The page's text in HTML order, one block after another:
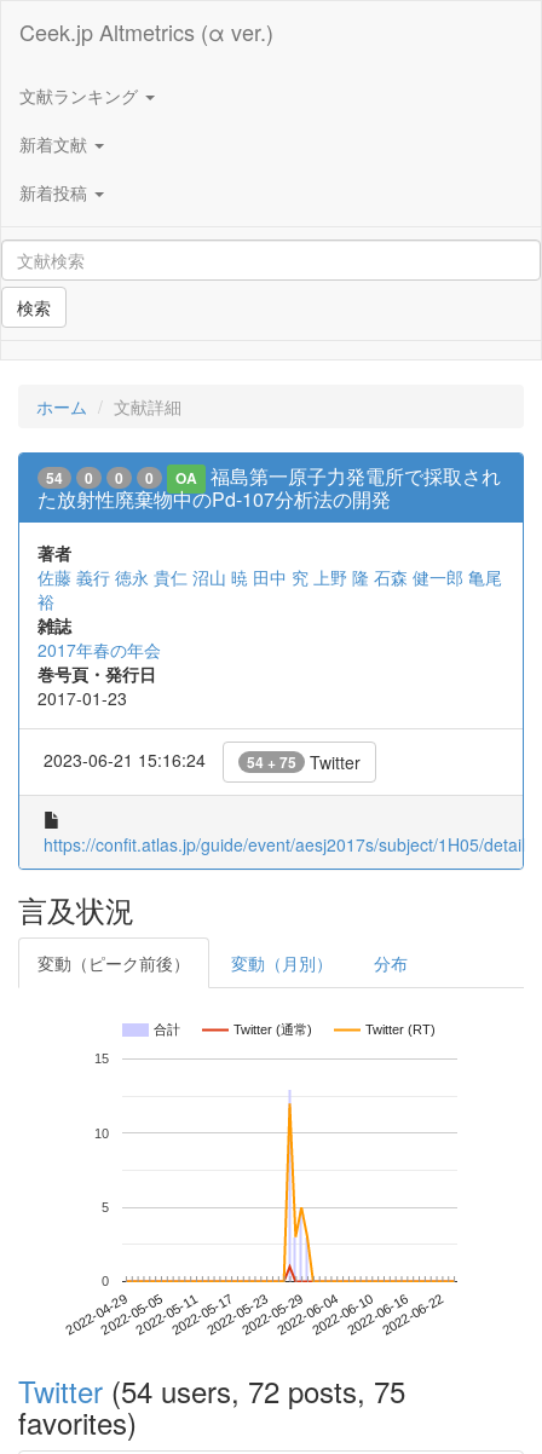
Ceek.jp Altmetrics (α ver.)
文献ランキング
新着文献
新着投稿
検索
ホーム 文献詳細
54 0 0 0 OA
福島第一原子力発電所で採取され
た放射性廃棄物中のPd-107分析法の開発
著者
佐藤 義行 徳永 貴仁 沼山 暁 田中 究 上野 隆 石森 健一郎 亀尾
裕
雑誌
2017年春の年会
巻号頁・発行日
2017-01-23
2023-06-21 15:16:24 54 + 75 Twitter
https://confit.atlas.jp/guide/event/aesj2017s/subject/1H05/detail
言及状況
変動（ピーク前後） 変動（月別） 分布
合計 Twitter (通常) Twitter (RT)
2022-04-292022-05-052022-05-112022-05-172022-05-232022-05-292022-06-042022-06-102022-06-162022-06-22
0
5
10
15
Twitter (54 users, 72 posts, 75
favorites)